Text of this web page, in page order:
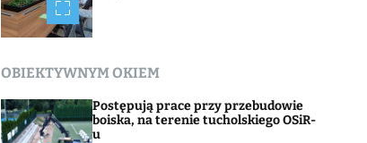
OBIEKTYWNYM OKIEM
Postępują prace przy przebudowie
boiska, na terenie tucholskiego OSiR-
u